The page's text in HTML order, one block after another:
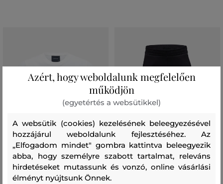
AKCIÓ -30% AKCIÓ -30%
Azért, hogy weboldalunk megfelelően
működjön
(egyetértés a websütikkel)
A websütik (cookies) kezelésének beleegyezésével
hozzájárul weboldalunk fejlesztéséhez. Az
„Elfogadom mindet" gombra kattintva beleegyezik
abba, hogy személyre szabott tartalmat, releváns
hirdetéseket mutassunk és vonzó, online vásárlási
élményt nyújtsunk Önnek.